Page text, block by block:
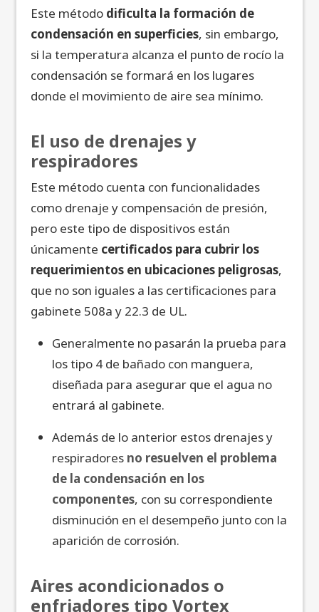
Este método dificulta la formación de
condensación en superficies, sin embargo,
si la temperatura alcanza el punto de rocío la
condensación se formará en los lugares
donde el movimiento de aire sea mínimo.
El uso de drenajes y
respiradores
Este método cuenta con funcionalidades
como drenaje y compensación de presión,
pero este tipo de dispositivos están
únicamente certificados para cubrir los
requerimientos en ubicaciones peligrosas,
que no son iguales a las certificaciones para
gabinete 508a y 22.3 de UL.
Generalmente no pasarán la prueba para
los tipo 4 de bañado con manguera,
diseñada para asegurar que el agua no
entrará al gabinete.
Además de lo anterior estos drenajes y
respiradores no resuelven el problema
de la condensación en los
componentes, con su correspondiente
disminución en el desempeño junto con la
aparición de corrosión.
Aires acondicionados o
enfriadores tipo Vortex